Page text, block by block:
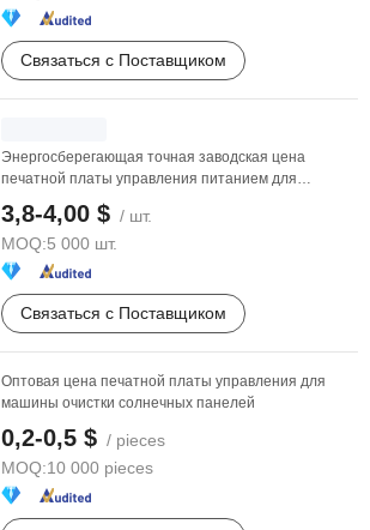
Связаться с Поставщиком
Энергосберегающая точная заводская цена
печатной платы управления питанием для
производителей
3,8-4,00 $ / шт.
MOQ:5 000 шт.
Связаться с Поставщиком
Оптовая цена печатной платы управления для
машины очистки солнечных панелей
0,2-0,5 $ / pieces
MOQ:10 000 pieces